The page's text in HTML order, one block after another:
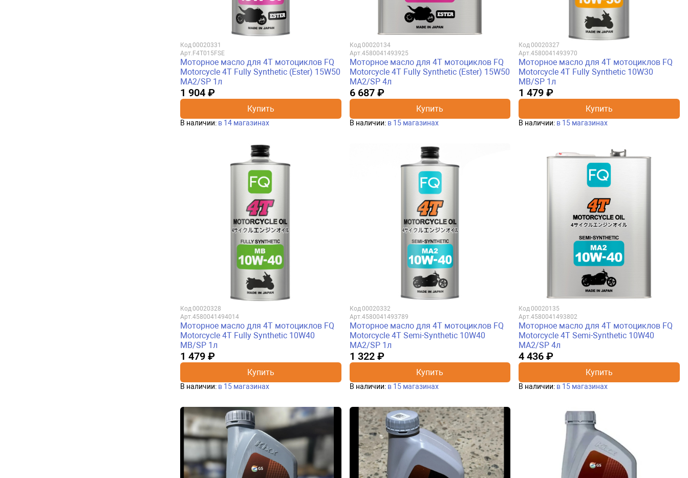
Код00020331
Арт. F4T015FSE
Моторное масло для 4Т мотоциклов FQ
Motorcycle 4T Fully Synthetic (Ester) 15W50
MA2/SP 1л
1 904 ₽
Купить
В наличии: в 14 магазинах
Код00020134
Арт.4580041493925
Моторное масло для 4Т мотоциклов FQ
Motorcycle 4T Fully Synthetic (Ester) 15W50
MA2/SP 4л
6 687 ₽
Купить
В наличии: в 15 магазинах
Код00020327
Арт.4580041493970
Моторное масло для 4Т мотоциклов FQ
Motorcycle 4T Fully Synthetic 10W30
MB/SP 1л
1 479 ₽
Купить
В наличии: в 15 магазинах
Код 00020328
Арт. 4580041494014
Моторное масло для 4Т мотоциклов FQ
Motorcycle 4T Fully Synthetic 10W40
MB/SP 1л
1 479 ₽
Купить
В наличии: в 15 магазинах
Код 00020332
Арт. 4580041493789
Моторное масло для 4Т мотоциклов FQ
Motorcycle 4T Semi-Synthetic 10W40
MA2/SP 1л
1 322 ₽
Купить
В наличии: в 15 магазинах
Код 00020135
Арт.4580041493802
Моторное масло для 4Т мотоциклов FQ
Motorcycle 4T Semi-Synthetic 10W40
MA2/SP 4л
4 436 ₽
Купить
В наличии: в 15 магазинах